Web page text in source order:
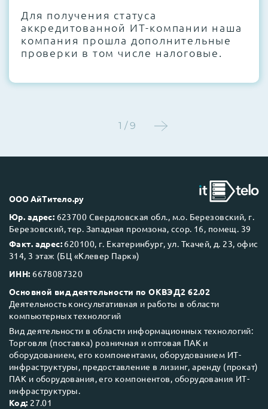
Этап 4:Стресс-тестирование под 100%
нагрузкой в течение 72 часов для
проверки стабильности всех подсистем
Next Business Day (NBD)
Для получения статуса
аккредитованной ИТ-компании наша
компания прошла дополнительные
проверки в том числе налоговые.
1 / 9
ООО АйТитело.ру
Юр. адрес: 623700 Свердловская обл., м.о. Березовский, г.
Березовский, тер. Западная промзона, ссор. 16, помещ. 39
Факт. адрес: 620100, г. Екатеринбург, ул. Ткачей, д. 23, офис
314, 3 этаж (БЦ «Клевер Парк»)
ИНН: 6678087320
Основной вид деятельности по ОКВЭД2 62.02
Деятельность консультативная и работы в области
компьютерных технологий
Вид деятельности в области информационных технологий:
Торговля (поставка) розничная и оптовая ПАК и
оборудованием, его компонентами, оборудованием ИТ-
инфраструктуры, предоставление в лизинг, аренду (прокат)
ПАК и оборудования, его компонентов, оборудования ИТ-
инфраструктуры.
Код: 27.01